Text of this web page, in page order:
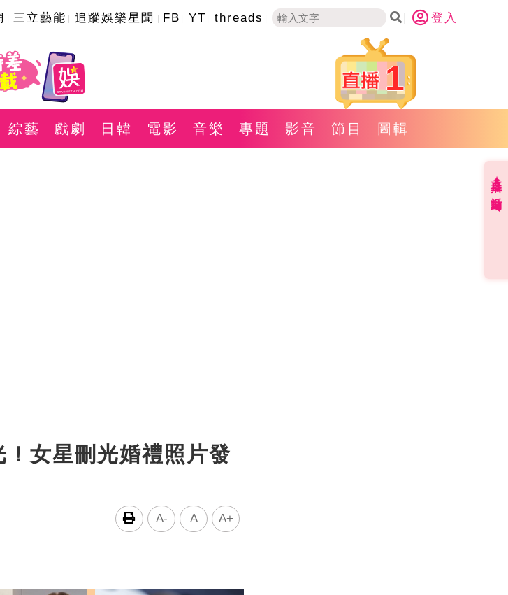
三立藝能 追蹤娛樂星聞 FB YT threads 登入
1
綜藝 戲劇 日韓 電影 音樂 專題 影音 節目 圖輯
女星刪光婚禮照片發
A- A A+
直播✦活動